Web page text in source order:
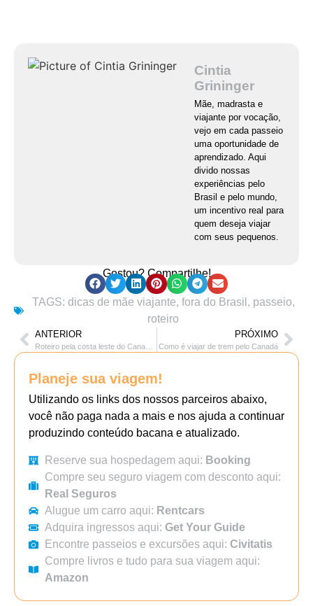
Cintia
Grininger
Mãe, madrasta e
viajante por vocação,
vejo em cada passeio
uma oportunidade de
aprendizado. Aqui
divido nossas
experiências pelo
Brasil e pelo mundo,
um incentivo real para
quem deseja viajar
com seus pequenos.
Gostou? Compartilhe!
TAGS: dicas de mãe viajante, fora do Brasil , passeio,
roteiro
ANTERIOR PRÓXIMO
Como é viajar de trem pelo Canadá
Planeje sua viagem!
Utilizando os links dos nossos parceiros abaixo,
você não paga nada a mais e nos ajuda a continuar
produzindo conteúdo bacana e atualizado.
Reserve sua hospedagem aqui: Booking
Compre seu seguro viagem com desconto aqui:
Real Seguros
Alugue um carro aqui: Rentcars
Adquira ingressos aqui: Get Your Guide
Encontre passeios e excursões aqui: Civitatis
Compre livros e tudo para sua viagem aqui:
Amazon